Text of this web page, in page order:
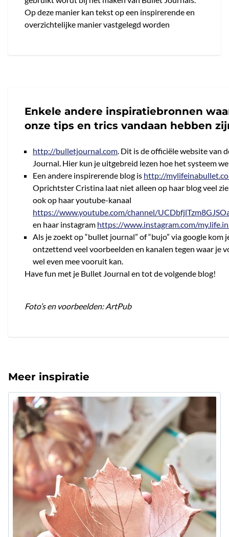
Op deze manier kan tekst op een inspirerende en
overzichtelijke manier vastgelegd worden
Enkele andere inspiratiebronnen
onze tips en trics vandaan hebben
http://bulletjournal.com. Dit is de officiële website van
Journal. Hier kun je uitgebreid lezen hoe het systeem
Een andere inspirerende blog is http://
Oprichtster Cristina laat niet alleen op haar blog veel
ook op haar youtube-kanaal
https://www.youtube.com/channel/
en haar instagram https://www.instagram.com/
Als je zoekt op “bullet journal” of “bujo” via google kom
ontzettend veel voorbeelden en kanalen tegen waar je
wel even mee vooruit kan.
Have fun met je Bullet Journal en tot de volgende blog!
Foto’s en voorbeelden: ArtPub
Meer inspiratie